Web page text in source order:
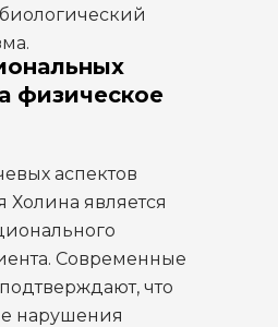
физическое
аспектов
Холина является
Современные
что
нарушения